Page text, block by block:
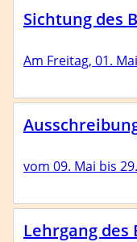
Sichtung des
Am Freitag, 01.
vom 09. Mai bis
Lehrgang des